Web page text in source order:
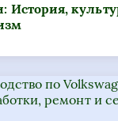
История,